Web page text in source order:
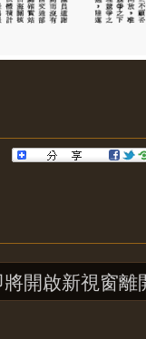
開啟新視窗離